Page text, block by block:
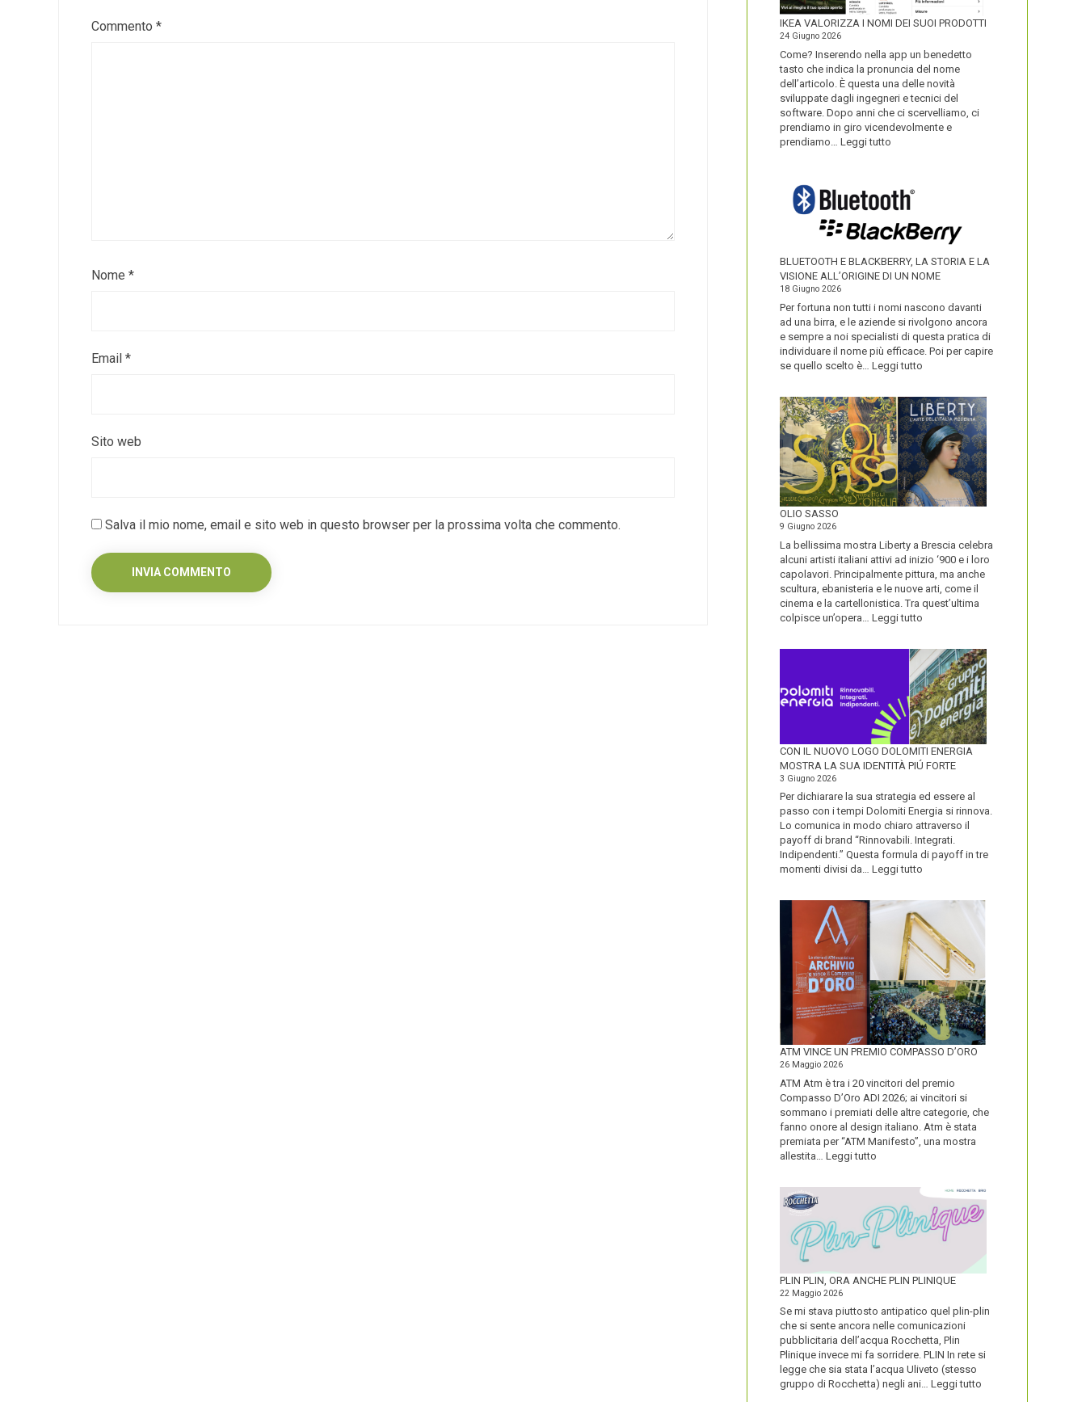
Commento *
Nome *
Email *
Sito web
Salva il mio nome, email e sito web in questo browser per la prossima volta che commento.
IKEA VALORIZZA I NOMI DEI SUOI PRODOTTI
24 Giugno 2026
Come? Inserendo nella app un benedetto
tasto che indica la pronuncia del nome
dell’articolo. È questa una delle novità
sviluppate dagli ingegneri e tecnici del
software. Dopo anni che ci scervelliamo, ci
prendiamo in giro vicendevolmente e
prendiamo… Leggi tutto
NOMI
DEI
SUOI
PRODOTTI
BLUETOOTH E BLACKBERRY, LA STORIA E LA
VISIONE ALL’ORIGINE DI UN NOME
18 Giugno 2026
Per fortuna non tutti i nomi nascono davanti
ad una birra, e le aziende si rivolgono ancora
e sempre a noi specialisti di questa pratica di
individuare il nome più efficace. Poi per capire
se quello scelto è… Leggi tutto
BLACKBERRY,
LA
STORIA
E
LA
VISIONE
ALL’ORIGINE
DI
NOME
OLIO SASSO
9 Giugno 2026
La bellissima mostra Liberty a Brescia celebra
alcuni artisti italiani attivi ad inizio ‘900 e i loro
capolavori. Principalmente pittura, ma anche
scultura, ebanisteria e le nuove arti, come il
cinema e la cartellonistica. Tra quest’ultima
colpisce un’opera… Leggi tutto
CON IL NUOVO LOGO DOLOMITI ENERGIA
MOSTRA LA SUA IDENTITÀ PIÚ FORTE
3 Giugno 2026
Per dichiarare la sua strategia ed essere al
passo con i tempi Dolomiti Energia si rinnova.
Lo comunica in modo chiaro attraverso il
payoff di brand “Rinnovabili. Integrati.
Indipendenti.” Questa formula di payoff in tre
momenti divisi da… Leggi tutto
LOGO
DOLOMITI
ENERGIA
MOSTRA
LA
SUA
IDENTITÀ
PIÚ
FORTE
ATM VINCE UN PREMIO COMPASSO D’ORO
26 Maggio 2026
ATM Atm è tra i 20 vincitori del premio
Compasso D’Oro ADI 2026; ai vincitori si
sommano i premiati delle altre categorie, che
fanno onore al design italiano. Atm è stata
premiata per “ATM Manifesto”, una mostra
allestita… Leggi tutto
PREMIO
COMPASSO
D’ORO
PLIN PLIN, ORA ANCHE PLIN PLINIQUE
22 Maggio 2026
Se mi stava piuttosto antipatico quel plin-plin
che si sente ancora nelle comunicazioni
pubblicitaria dell’acqua Rocchetta, Plin
Plinique invece mi fa sorridere. PLIN In rete si
legge che sia stata l’acqua Uliveto (stesso
gruppo di Rocchetta) negli ani… Leggi tutto